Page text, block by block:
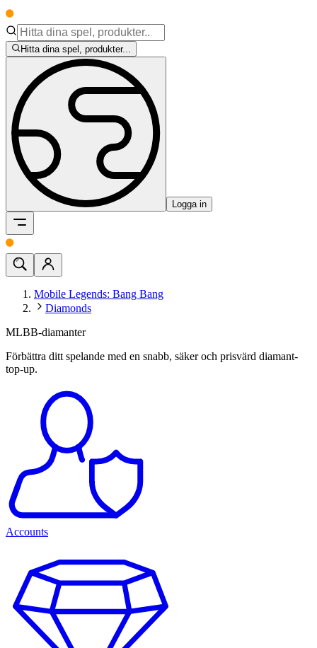
Hitta dina spel, produkter...
Logga in
Mobile Legends: Bang Bang
Diamonds
MLBB-diamanter
Förbättra ditt spelande med en snabb, säker och prisvärd diamant-
top-up.
Accounts